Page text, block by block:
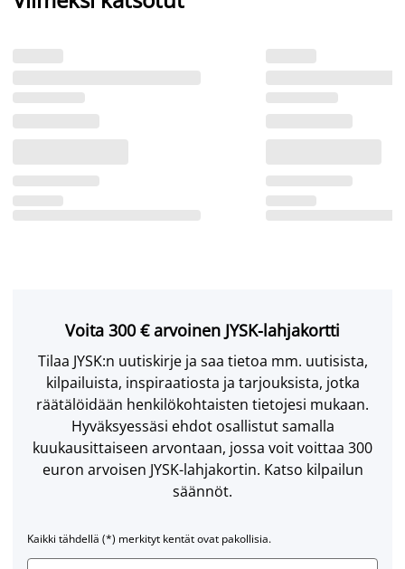
Voita 300 € arvoinen JYSK-lahjakortti
Tilaa JYSK:n uutiskirje ja saa tietoa mm. uutisista,
kilpailuista, inspiraatiosta ja tarjouksista, jotka
räätälöidään henkilökohtaisten tietojesi mukaan.
Hyväksyessäsi ehdot osallistut samalla
kuukausittaiseen arvontaan, jossa voit voittaa 300
euron arvoisen JYSK-lahjakortin. Katso kilpailun
säännöt.
Kaikki tähdellä (*) merkityt kentät ovat pakollisia.